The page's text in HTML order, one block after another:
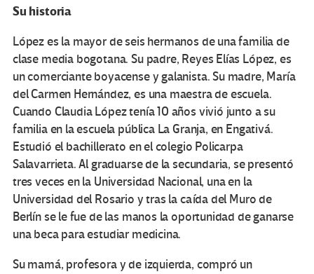
Su historia
López es la mayor de seis hermanos de una familia de
clase media bogotana. Su padre, Reyes Elías López, es
un comerciante boyacense y galanista. Su madre, María
del Carmen Hernández, es una maestra de escuela.
Cuando Claudia López tenía 10 años vivió junto a su
familia en la escuela pública La Granja, en Engativá.
Estudió el bachillerato en el colegio Policarpa
Salavarrieta. Al graduarse de la secundaria, se presentó
tres veces en la Universidad Nacional, una en la
Universidad del Rosario y tras la caída del Muro de
Berlín se le fue de las manos la oportunidad de ganarse
una beca para estudiar medicina.
Su mamá, profesora y de izquierda, compró un